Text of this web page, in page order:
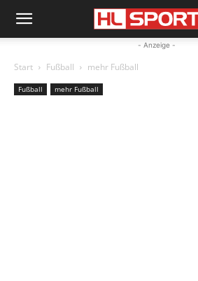
- Anzeige -
Start Fußball mehr Fußball
Fußball mehr Fußball